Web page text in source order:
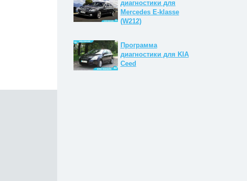
диагностики для
Mercedes E-klasse
(W212)
Программа
диагностики для KIA
Ceed